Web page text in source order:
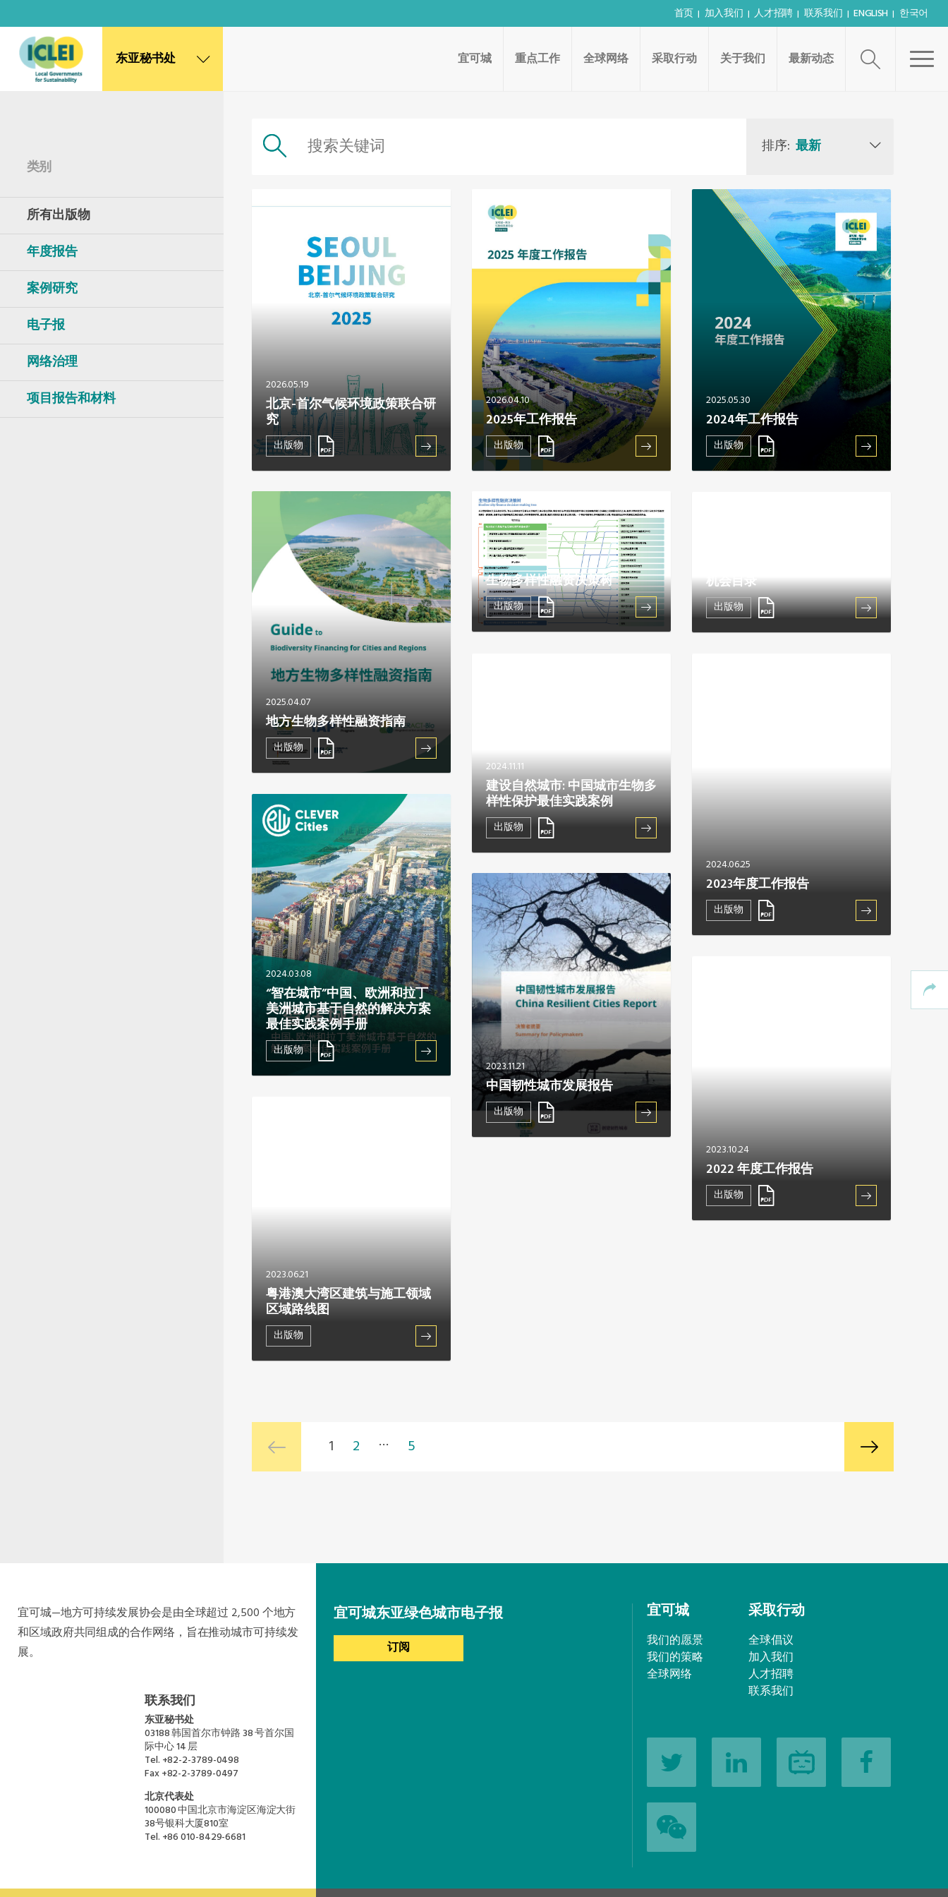
首页 加入我们 人才招聘 联系我们 ENGLISH 한국어
东亚秘书处
北京代表处
非洲秘书处
加拿大办公室
墨西哥、中美洲和加勒比海区秘书处
南美洲秘书处
东南亚秘书处
宜可城 重点工作 全球网络 采取行动 关于我们 最新动态
类别
所有出版物
年度报告
案例研究
电子报
网络治理
项目报告和材料
排序: 最新
2026.05.19
北京-首尔气候环境政策联合研
究
出版物
2026.04.10
2025年工作报告
出版物
2025.05.30
2024年工作报告
出版物
2025.04.07
地方生物多样性融资指南
出版物
2024.12.23
生物多样性融资决策树
出版物
机会目录
出版物
2024.11.11
建设自然城市: 中国城市生物多
样性保护最佳实践案例
出版物
2024.06.25
2023年度工作报告
出版物
2024.03.08
“智在城市”中国、欧洲和拉丁
美洲城市基于自然的解决方案
最佳实践案例手册
出版物
2023.11.21
中国韧性城市发展报告
出版物
2023.10.24
2022 年度工作报告
出版物
2023.06.21
粤港澳大湾区建筑与施工领域
区域路线图
出版物
1 2 … 5
宜可城—地方可持续发展协会是由全球超过 2,500 个地方
和区域政府共同组成的合作网络，旨在推动城市可持续发
展。
联系我们
东亚秘书处
03188 韩国首尔市钟路 38 号首尔国
际中心 14 层
Tel. +82-2-3789-0498
Fax+82-2-3789-0497
北京代表处
100080 中国北京市海淀区海淀大街
38号银科大厦810室
Tel. +86 010-8429-6681
宜可城东亚绿色城市电子报
订阅
宜可城
我们的愿景
我们的策略
全球网络
采取行动
全球倡议
加入我们
人才招聘
联系我们